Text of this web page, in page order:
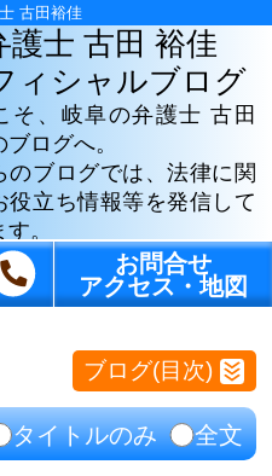
古田裕佳
護士 古田 裕佳
ィシャルブログ
そ、岐阜の弁護士 古田
ログへ。
のブログでは、法律に関
役立ち情報等を発信して
。
お問合せ
アクセス・地図
ブログ(目次)
タイトルのみ 全文